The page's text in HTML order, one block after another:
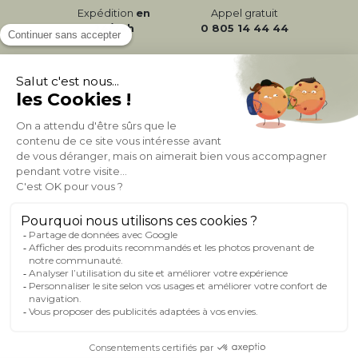
Expédition en
24/72h
Appel gratuit
0 805 14 44 44
À PROPOS DE MILIBOO
AIDE & CONTACT